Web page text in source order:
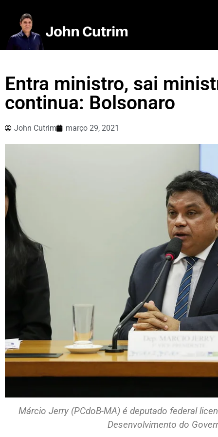
Entra ministro, sai
continua: Bolsonaro
John Cutrim março 29, 2021
Márcio Jerry (PCdoB-MA) é deputado federal
Desenvolvimento do